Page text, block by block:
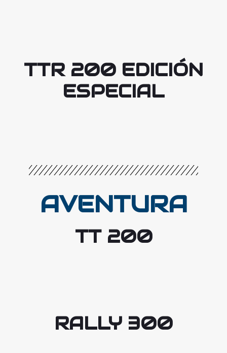
TTR 200 EDICIÓN
ESPECIAL
AVENTURA
TT 200
RALLY 300